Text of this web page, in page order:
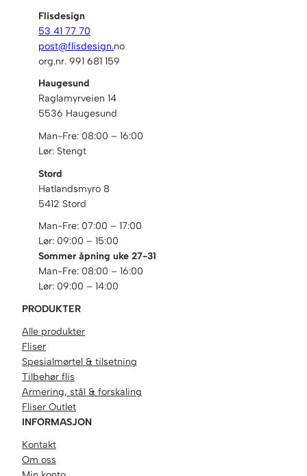
Flisdesign
53 41 77 70
post@flisdesign.no
org.nr. 991 681 159
Haugesund
Raglamyrveien 14
5536 Haugesund
Man-Fre: 08:00 – 16:00
Lør: Stengt
Stord
Hatlandsmyro 8
5412 Stord
Man-Fre: 07:00 – 17:00
Lør: 09:00 – 15:00
Sommer åpning uke 27-31
Man-Fre: 08:00 – 16:00
Lør: 09:00 – 14:00
PRODUKTER
Alle produkter
Fliser
Spesialmørtel & tilsetning
Tilbehør flis
Armering, stål & forskaling
Fliser Outlet
INFORMASJON
Kontakt
Om oss